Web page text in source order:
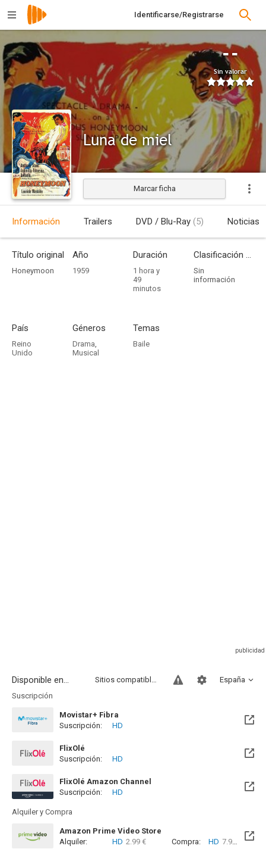
Identificarse/Registrarse
--
Sin valorar
Luna de miel
Estrenada
Marcar ficha
Información Trailers DVD / Blu-Ray (5) Noticias
Título original
Honeymoon
Año
1959
Duración
1 hora y
49
minutos
Clasificación por edades
Sin
información
País
Reino
Unido
Géneros
Drama,
Musical
Temas
Baile
Disponible en... España
Sitios compatibles
Suscripción
Movistar+ Fibra
Disponible hasta el Vie, 01 Ene 2100 (Quedan 73 años)
Suscripción: HD
FlixOlé
Suscripción:
HD
FlixOlé Amazon Channel
Suscripción:
HD
Alquiler y Compra
Amazon Prime Video Store
Alquiler:
HD 2.99 € Compra: HD 7.99 €